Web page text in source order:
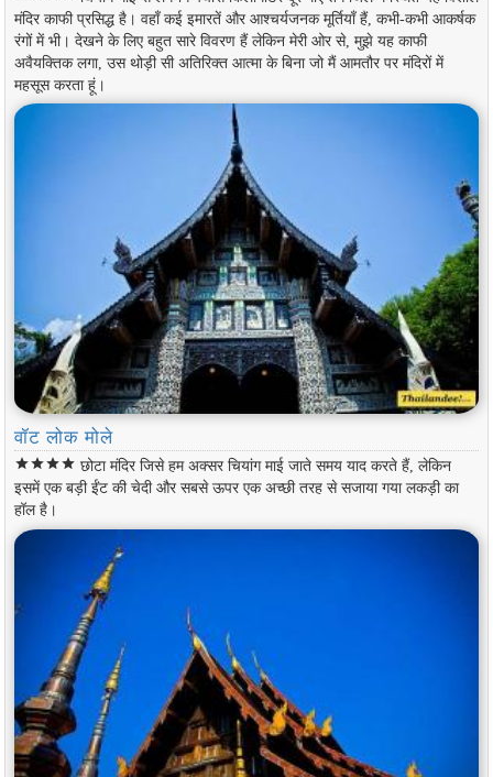
मंदिर काफी प्रसिद्ध है। वहाँ कई इमारतें और आश्चर्यजनक मूर्तियाँ हैं, कभी-कभी आकर्षक
रंगों में भी। देखने के लिए बहुत सारे विवरण हैं लेकिन मेरी ओर से, मुझे यह काफी
अवैयक्तिक लगा, उस थोड़ी सी अतिरिक्त आत्मा के बिना जो मैं आमतौर पर मंदिरों में
महसूस करता हूं।
वॉट लोक मोले
starstarstarstar छोटा मंदिर जिसे हम अक्सर चियांग माई जाते समय याद करते हैं, लेकिन
इसमें एक बड़ी ईंट की चेदी और सबसे ऊपर एक अच्छी तरह से सजाया गया लकड़ी का
हॉल है।